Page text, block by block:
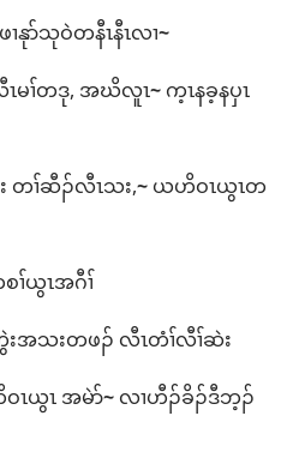
နုာ်​သု​ဝဲ​တနီၤနီၤ​လၢ~
မၢ်​တဒု, အဃိ​လူၤ~က့ၤ​နခ့​နပှၤ
တၢ်​ဆီၣ်​လီၤ​သး,~ယဟိဝၤ​ယွၤ​တ
ၢ်​ယွၤ​အဂီၢ်
အသး​တဖၣ်​ လီၤတံၢ်​လီၢ်​ဆဲး
ၤ​ယွၤ အမဲာ်~လၢ​ဟီၣ်ခိၣ်​ဒီဘ့ၣ်​